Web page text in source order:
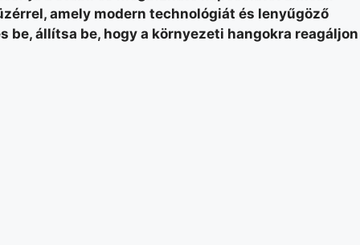
amely modern technológiát és lenyűgöző
állítsa be, hogy a környezeti hangokra reagáljon